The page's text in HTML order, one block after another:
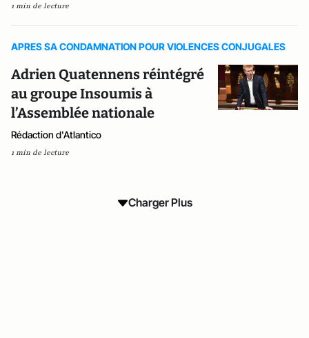
1 min de lecture
APRES SA CONDAMNATION POUR VIOLENCES CONJUGALES
Adrien Quatennens réintégré
au groupe Insoumis à
l’Assemblée nationale
Rédaction d'Atlantico
1 min de lecture
Charger Plus